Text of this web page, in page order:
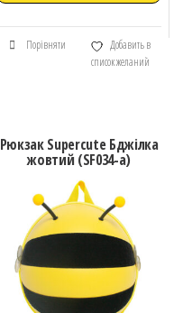
Порівняти
Добавить в
список желаний
Рюкзак Supercute Бджілка
жовтий (SF034-a)